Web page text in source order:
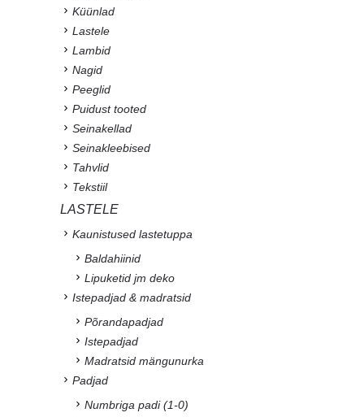
Küünlad
Lastele
Lambid
Nagid
Peeglid
Puidust tooted
Seinakellad
Seinakleebised
Tahvlid
Tekstiil
LASTELE
Kaunistused lastetuppa
Baldahiinid
Lipuketid jm deko
Istepadjad & madratsid
Põrandapadjad
Istepadjad
Madratsid mängunurka
Padjad
Numbriga padi (1-0)